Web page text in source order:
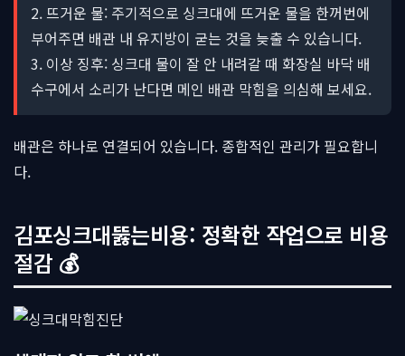
2. 뜨거운 물: 주기적으로 싱크대에 뜨거운 물을 한꺼번에
부어주면 배관 내 유지방이 굳는 것을 늦출 수 있습니다.
3. 이상 징후: 싱크대 물이 잘 안 내려갈 때 화장실 바닥 배
수구에서 소리가 난다면 메인 배관 막힘을 의심해 보세요.
배관은 하나로 연결되어 있습니다. 종합적인 관리가 필요합니
다.
김포싱크대뚫는비용: 정확한 작업으로 비용
절감 💰